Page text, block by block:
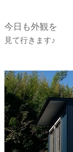
ー
ョ
ン
今日も外観を
見て行きます♪